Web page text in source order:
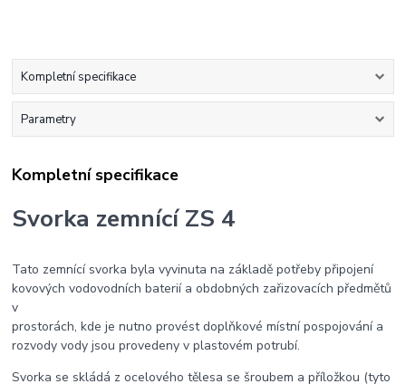
Kompletní specifikace
Parametry
Kompletní specifikace
Svorka zemnící ZS 4
Tato zemnící svorka byla vyvinuta na základě potřeby připojení
kovových vodovodních baterií a obdobných zařizovacích předmětů
v
prostorách, kde je nutno provést doplňkové místní pospojování a
rozvody vody jsou provedeny v plastovém potrubí.
Svorka se skládá z ocelového tělesa se šroubem a příložkou (tyto